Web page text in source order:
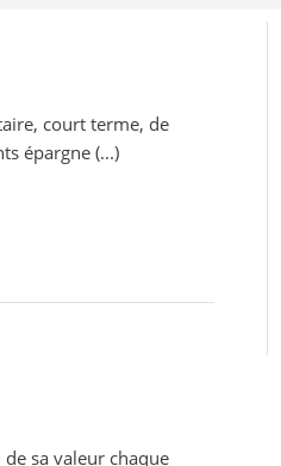
court terme, de
épargne (...)
sa valeur chaque